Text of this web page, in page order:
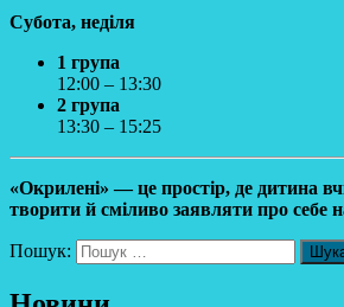
Субота, неділя
1 група
12:00 – 13:30
2 група
13:30 – 15:25
«Окрилені» — це простір, де дитина
творити й сміливо заявляти про себе
Пошук: